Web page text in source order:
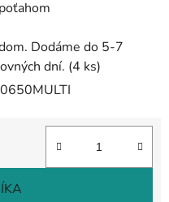
Dodáme do 5-7
dní. (4 ks)